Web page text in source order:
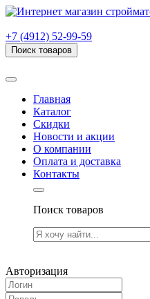
+7 (4912) 52-99-59
Поиск товаров
Главная
Каталог
Скидки
Новости и акции
О компании
Оплата и доставка
Контакты
Поиск товаров
Авторизация